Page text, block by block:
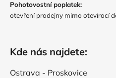
Pohotovostní poplatek:
otevření prodejny mimo otevírací
Kde nás najdete:
Ostrava - Proskovice